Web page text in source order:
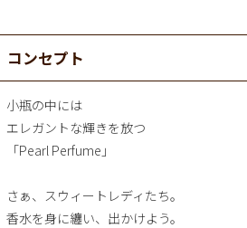
コンセプト
小瓶の中には
エレガントな輝きを放つ
「Pearl Perfume」
さぁ、スウィートレディたち。
香水を身に纏い、出かけよう。